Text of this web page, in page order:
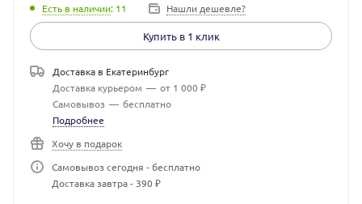
Есть в наличии: 11 Нашли дешевле?
Купить в 1 клик
Доставка в Екатеринбург
Доставка курьером — от 1 000 ₽
Самовывоз — бесплатно
Подробнее
Хочу в подарок
Самовывоз сегодня - бесплатно
Доставка завтра - 390 ₽